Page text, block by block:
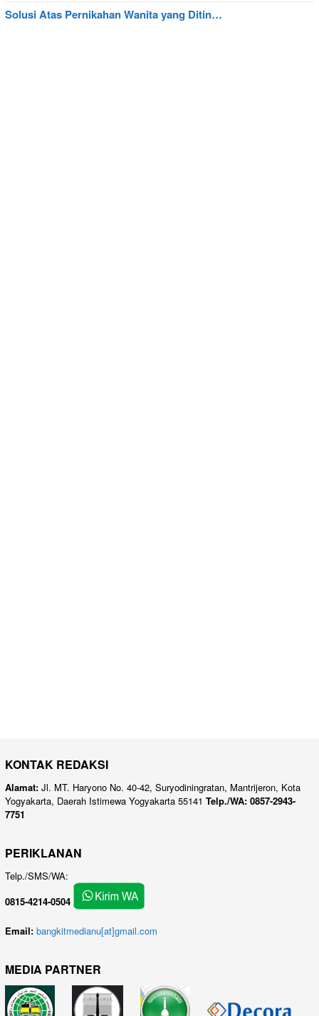
Solusi Atas Pernikahan Wanita yang Ditin…
KONTAK REDAKSI
Alamat: Jl. MT. Haryono No. 40-42, Suryodiningratan, Mantrijeron, Kota
Yogyakarta, Daerah Istimewa Yogyakarta 55141 Telp./WA: 0857-2943-
7751
PERIKLANAN
Telp./SMS/WA:
0815-4214-0504
Email: bangkitmedianu[at]gmail.com
MEDIA PARTNER